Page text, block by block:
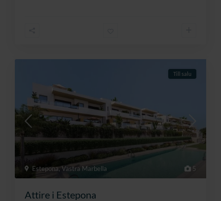
5
Estepona,Västra Marbella
Till salu
Attire i Estepona